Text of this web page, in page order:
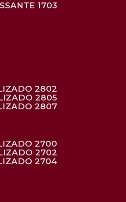
1703
2802
2805
2807
2700
2702
2704